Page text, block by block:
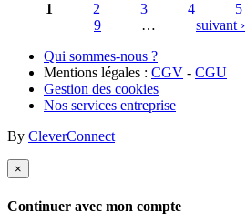
1 2 3 4 5
9
… suivant ›
Qui sommes-nous ?
Mentions légales : CGV - CGU
Gestion des cookies
Nos services entreprise
By CleverConnect
×
Continuer avec mon compte